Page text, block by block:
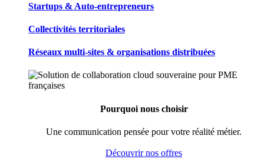
Startups & Auto-entrepreneurs
Collectivités territoriales
Réseaux multi-sites & organisations distribuées
Pourquoi nous choisir
Une communication pensée pour votre réalité métier.
Découvrir nos offres